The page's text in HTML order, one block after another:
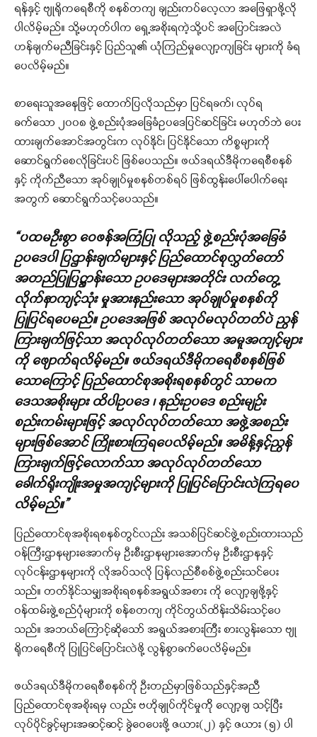
ရန်နှင့် ဗျုရိုကရေစီကို စနစ်တကျ ချည်းကပ်လေ့လာ အဖြေရှာဖို့လို
ပါလိမ့်မည်။ သို့မဟုတ်ပါက ရှေ့အစိုးရကဲ့သို့ပင် အပြောင်းအလဲ
ဟန်ချက်မညီခြင်းနှင့် ပြည်သူ၏ ယုံကြည်မှုလျော့ကျခြင်း များကို ခံရ
ပေလိမ့်မည်။
စာရေးသူအနေဖြင့် ထောက်ပြလိုသည်မှာ ပြင်ရခက်၊ လုပ်ရ
ခက်သော ၂၀၀၈ ဖွဲ့စည်းပုံအခြေခံဥပဒေပြင်ဆင်ခြင်း မဟုတ်ဘဲ ပေး
ထားချက်အောင်အတွင်းက လုပ်နိုင်၊ ပြင်နိုင်သော ကိစ္စများကို
ဆောင်ရွက်စေလိုခြင်းပင် ဖြစ်ပေသည်။ ဖယ်ဒရယ်ဒီမိုကရေစီစနစ်
နှင့် ကိုက်ညီသော အုပ်ချုပ်မှုစနစ်တစ်ရပ် ဖြစ်ထွန်းပေါ်ပေါက်ရေး
အတွက် ဆောင်ရွက်သင့်ပေသည်။
“ပထမဦးစွာ ဝေဖန်အကြံပြု လိုသည့် ဖွဲ့စည်းပုံအခြေခံ
ဥပဒေပါ ပြဌာန်းချက်များနှင့် ပြည်ထောင်စုလွှတ်တော်
အတည်ပြုပြဋ္ဌာန်းသော ဥပဒေများအတိုင်း လက်တွေ့
လိုက်နာကျင့်သုံး မှုအားနည်းသော အုပ်ချုပ်မှုစနစ်ကို
ပြုပြင်ရပေမည်။ ဥပဒေအဖြစ် အလုပ်မလုပ်တတ်ပဲ ညွန်
ကြားချက်ဖြင့်သာ အလုပ်လုပ်တတ်သော အမူအကျင့်များ
ကို ဖျောက်ရလိမ့်မည်။ ဖယ်ဒရယ်ဒီမိုကရေစီစနစ်ဖြစ်
သောကြောင့် ပြည်ထောင်စုအစိုးရစနစ်တွင် သာမက
ဒေသအစိုးများ ထိပါဥပဒေ ၊ နည်းဥပဒေ စည်းမျဉ်း
စည်းကမ်းများဖြင့် အလုပ်လုပ်တတ်သော အဖွဲ့အစည်း
များဖြစ်အောင် ကြိုးစားကြရပေလိမ့်မည်။ အမိန့်နှင့်ညွန်
ကြားချက်ဖြင့်လောက်သာ အလုပ်လုပ်တတ်သော
ခေါက်ရိုးကျိုးအမှုအကျင့်များကို ပြုပြင်ပြောင်းလဲကြရပေ
လိမ့်မည်။”
ပြည်ထောင်စုအစိုးရစနစ်တွင်လည်း အသစ်ပြင်ဆင်ဖွဲ့စည်းထားသည်
ဝန်ကြီးဌာနများအောက်မှ ဦးစီးဌာနများအောက်မှ ဦးစီးဌာနနှင့်
လုပ်ငန်းဌာနများကို လိုအပ်သလို ပြန်လည်စီစစ်ဖွဲ့စည်းသင်ပေး
သည်။ တတ်နိုင်သမျှအစိုးရစနစ်အရွယ်အစား ကို လျော့ချဖို့နှင့်
ဝန်ထမ်းဖွဲ့စည်ပုံများကို စန်စတကျ ကိုင်တွယ်ထိန်းသိမ်းသင့်ပေ
သည်။ အဘယ်ကြောင့်ဆိုသော် အရွယ်အစားကြီး စားလွန်းသော ဗျု
ရိုကရေစီကို ပြုပြင်ပြောင်းလဲဖို့ လွန်စွာခက်ပေလိမ့်မည်။
ဖယ်ဒရယ်ဒီမိုကရေစီစနစ်ကို ဦးတည်မှာဖြစ်သည်နှင့်အညီ
ပြည်ထောင်စုအစိုးရမှ လည်း ဗဟိုချုပ်ကိုင်မှုက်ို လျော့ချ သင့်ပြီး
လုပ်ပိုင်ခွင့်များအဆင့်ဆင့် ခွဲဝေပေးဖို့ ဇယား(၂) နှင့် ဇယား (၅) ပါ